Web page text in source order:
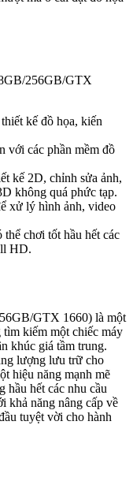
256GB/GTX
kế đồ họa, kiến
với các phần mềm đồ
kế 2D, chỉnh sửa ảnh,
không quá phức tạp.
xử lý hình ảnh, video
chơi tốt hầu hết các
HD.
GTX 1660) là một
tìm kiếm một chiếc máy
khúc giá tầm trung.
lượng lưu trữ cho
hiệu năng mạnh mẽ
hầu hết các nhu cầu
khả năng nâng cấp về
tuyệt vời cho hành